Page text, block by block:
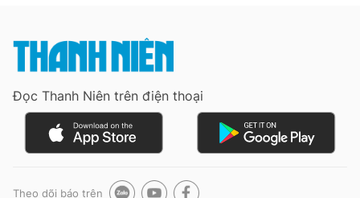
Đọc Thanh Niên trên điện thoại
Theo dõi báo trên